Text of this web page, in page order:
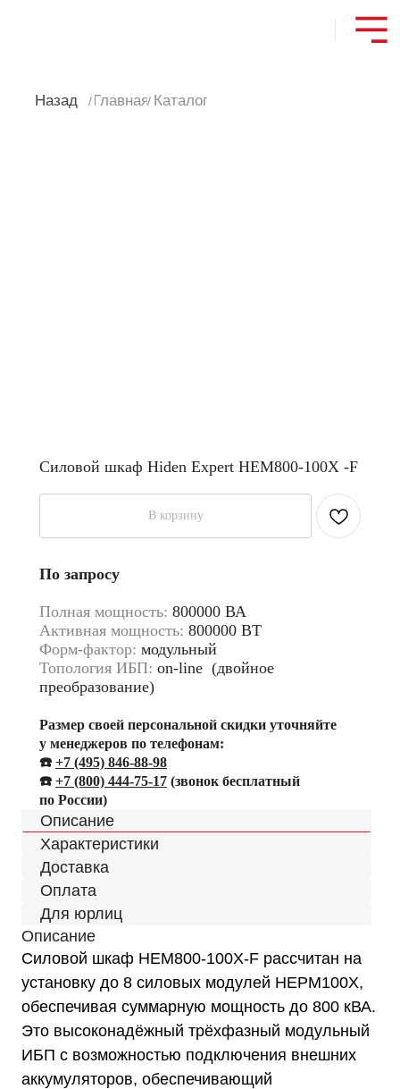
Силовой шкаф Hiden Expert HEM800-100X -F
В корзину
По запросу
Полная мощность: 800000 ВА
Активная мощность: 800000 ВТ
Форм-фактор: модульный
Топология ИБП: on-line (двойное
преобразование)
Размер своей персональной скидки уточняйте
у менеджеров по телефонам:
☎️ +7 (495) 846-88-98
☎️ +7 (800) 444-75-17 (звонок бесплатный
по России)
Описание
Характеристики
Доставка
Оплата
Для юрлиц
Описание
Силовой шкаф HEM800-100X-F рассчитан на
установку до 8 силовых модулей HEPM100X,
обеспечивая суммарную мощность до 800 кВА.
Это высоконадёжный трёхфазный модульный
ИБП с возможностью подключения внешних
аккумуляторов, обеспечивающий